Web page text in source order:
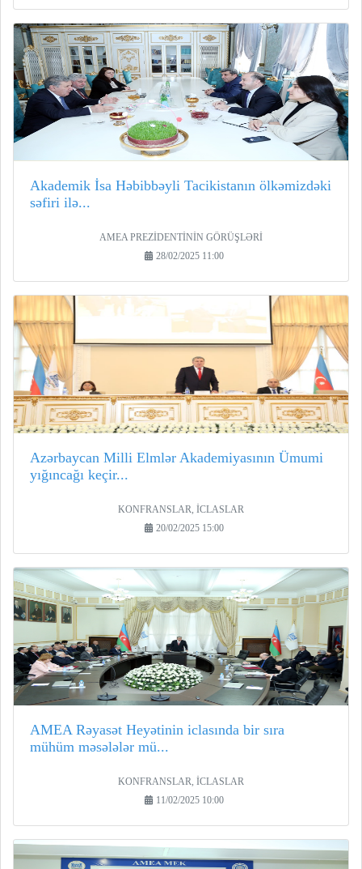
Akademik İsa Həbibbəyli Tacikistanın ölkəmizdəki
səfiri ilə...
AMEA PREZİDENTİNİN GÖRÜŞLƏRİ
28/02/2025 11:00
Azərbaycan Milli Elmlər Akademiyasının Ümumi
yığıncağı keçir...
KONFRANSLAR, İCLASLAR
20/02/2025 15:00
AMEA Rəyasət Heyətinin iclasında bir sıra
mühüm məsələlər mü...
KONFRANSLAR, İCLASLAR
11/02/2025 10:00